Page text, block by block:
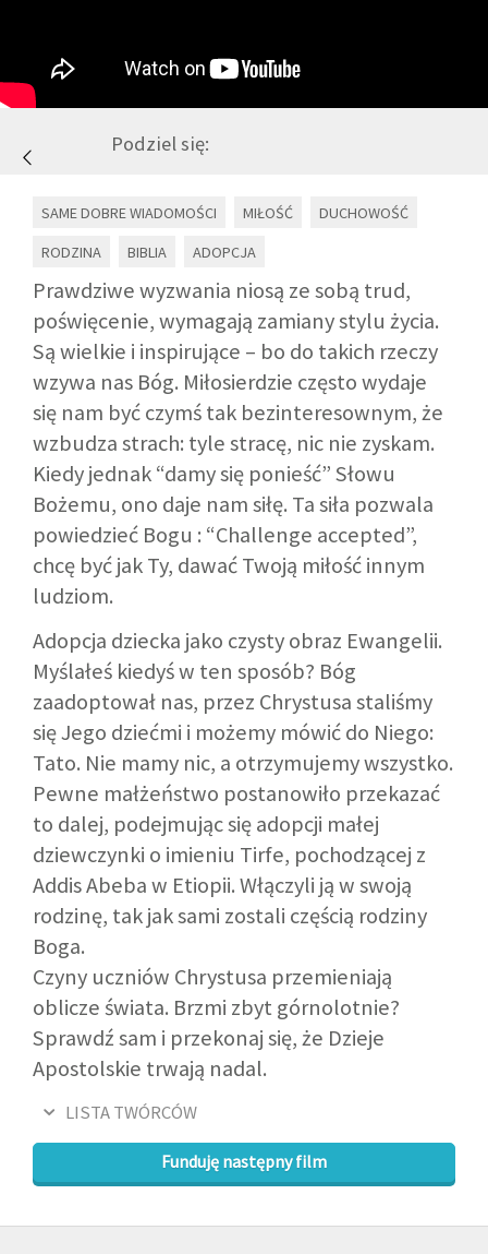
GALERIA
PARTNERZY
NEWSLETTER
DLA MEDIÓW
KONTAKT
Podziel się:
SAME DOBRE WIADOMOŚCI MIŁOŚĆ
DUCHOWOŚĆ
RODZINA
BIBLIA ADOPCJA
Prawdziwe wyzwania niosą ze sobą trud,
poświęcenie, wymagają zamiany stylu życia.
Są wielkie i inspirujące – bo do takich rzeczy
wzywa nas Bóg. Miłosierdzie często wydaje
się nam być czymś tak bezinteresownym, że
wzbudza strach: tyle stracę, nic nie zyskam.
Kiedy jednak “damy się ponieść” Słowu
Bożemu, ono daje nam siłę. Ta siła pozwala
powiedzieć Bogu : “Challenge accepted”,
chcę być jak Ty, dawać Twoją miłość innym
ludziom.
Adopcja dziecka jako czysty obraz Ewangelii.
Myślałeś kiedyś w ten sposób? Bóg
zaadoptował nas, przez Chrystusa staliśmy
się Jego dziećmi i możemy mówić do Niego:
Tato. Nie mamy nic, a otrzymujemy wszystko.
Pewne małżeństwo postanowiło przekazać
to dalej, podejmując się adopcji małej
dziewczynki o imieniu Tirfe, pochodzącej z
Addis Abeba w Etiopii. Włączyli ją w swoją
rodzinę, tak jak sami zostali częścią rodziny
Boga.
Czyny uczniów Chrystusa przemieniają
oblicze świata. Brzmi zbyt górnolotnie?
Sprawdź sam i przekonaj się, że Dzieje
Apostolskie trwają nadal.
LISTA TWÓRCÓW
Funduję następny film